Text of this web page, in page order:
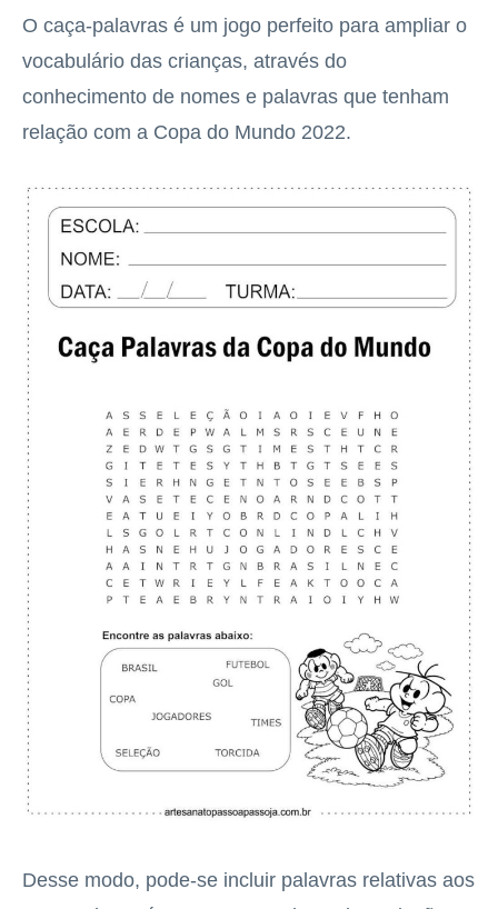
O caça-palavras é um jogo perfeito para ampliar o
vocabulário das crianças, através do
conhecimento de nomes e palavras que tenham
relação com a Copa do Mundo 2022.
Desse modo, pode-se incluir palavras relativas aos